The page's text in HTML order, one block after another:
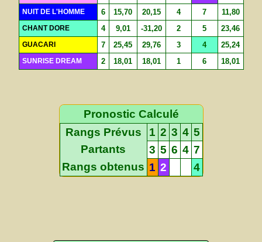
NUIT DE L'HOMME 6 15,70 20,15 4 7 11,80
CHANT DORE 4 9,01 -31,20 2 5 23,46
GUACARI 7 25,45 29,76 3 4 25,24
SUNRISE DREAM 2 18,01 18,01 1 6 18,01
Pronostic Calculé
Rangs Prévus
1 2 3 4 5
Partants
3 5 6 4 7
Rangs obtenus 1 2 4